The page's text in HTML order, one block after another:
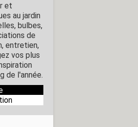
et
au jardin
bulbes,
de
entretien,
vos plus
de l'année.